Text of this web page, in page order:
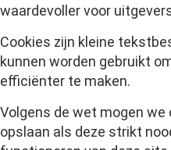
waardevoller voor
Cookies zijn kleine
kunnen worden gebruikt
efficiënter te maken.
Volgens de wet mogen
opslaan als deze strikt